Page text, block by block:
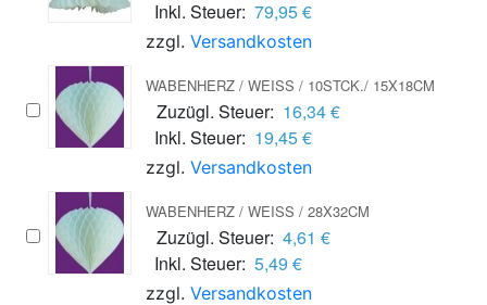
Inkl. Steuer: 79,95 €
zzgl. Versandkosten
WABENHERZ / WEISS / 10STCK./ 15X18CM
Zuzügl. Steuer: 16,34 €
Inkl. Steuer: 19,45 €
zzgl. Versandkosten
WABENHERZ / WEISS / 28X32CM
Zuzügl. Steuer: 4,61 €
Inkl. Steuer: 5,49 €
zzgl. Versandkosten